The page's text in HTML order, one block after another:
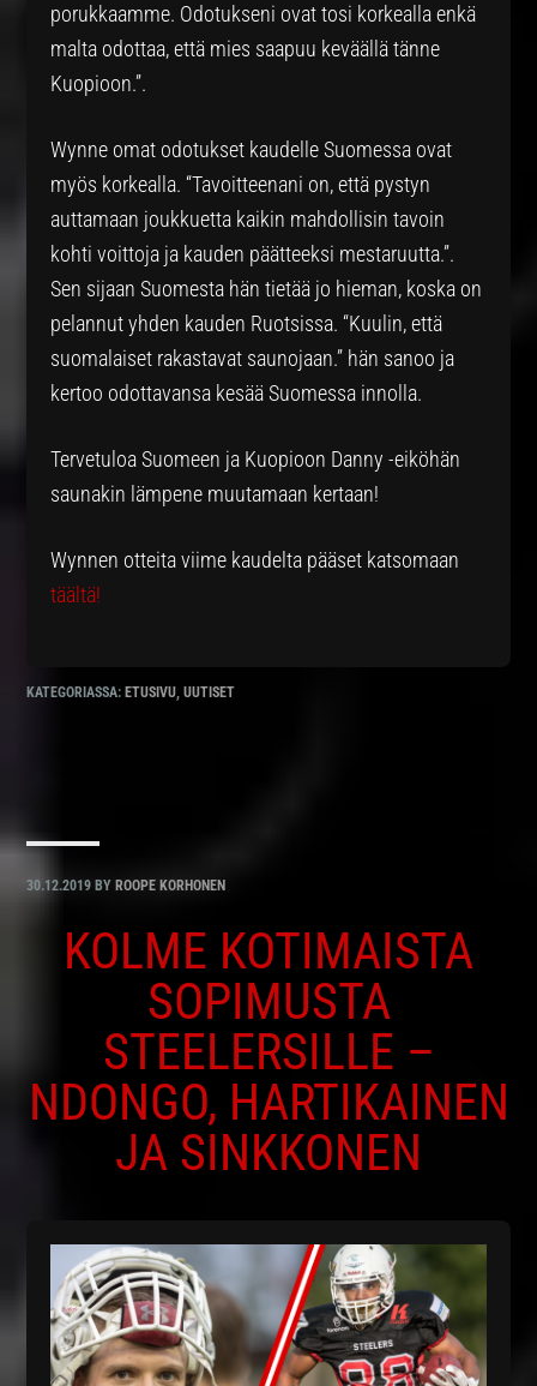
porukkaamme. Odotukseni ovat tosi korkealla enkä
malta odottaa, että mies saapuu keväällä tänne
Kuopioon.”.
Wynne omat odotukset kaudelle Suomessa ovat
myös korkealla. “Tavoitteenani on, että pystyn
auttamaan joukkuetta kaikin mahdollisin tavoin
kohti voittoja ja kauden päätteeksi mestaruutta.”.
Sen sijaan Suomesta hän tietää jo hieman, koska on
pelannut yhden kauden Ruotsissa. “Kuulin, että
suomalaiset rakastavat saunojaan.” hän sanoo ja
kertoo odottavansa kesää Suomessa innolla.
Tervetuloa Suomeen ja Kuopioon Danny -eiköhän
saunakin lämpene muutamaan kertaan!
Wynnen otteita viime kaudelta pääset katsomaan
täältä!
KATEGORIASSA: ETUSIVU,UUTISET
30.12.2019 BY ROOPE KORHONEN
KOLME KOTIMAISTA
SOPIMUSTA
STEELERSILLE –
NDONGO, HARTIKAINEN
JA SINKKONEN